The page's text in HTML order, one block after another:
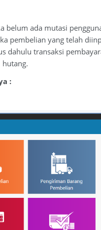
ada mutasi
pembelian yang telah
dahulu transaksi
: